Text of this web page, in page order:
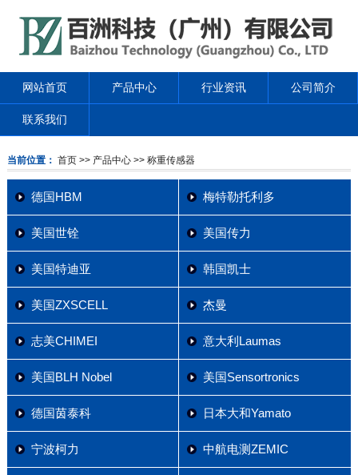
网站首页 产品中心 行业资讯 公司简介
联系我们
当前位置： 首页 >> 产品中心>> 称重传感器
德国HBM 梅特勒托利多
美国世铨 美国传力
美国特迪亚 韩国凯士
美国ZXSCELL 杰曼
志美CHIMEI 意大利Laumas
美国BLH Nobel 美国Sensortronics
德国茵泰科 日本大和Yamato
宁波柯力 中航电测ZEMIC